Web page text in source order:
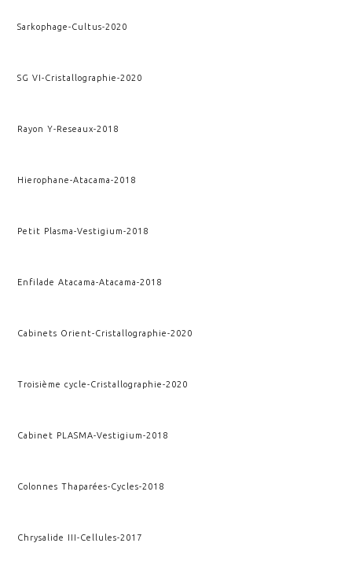
Sarkophage-Cultus-2020
SG VI-Cristallographie-2020
Rayon Y-Reseaux-2018
Hierophane-Atacama-2018
Petit Plasma-Vestigium-2018
Enfilade Atacama-Atacama-2018
Cabinets Orient-Cristallographie-2020
Troisième cycle-Cristallographie-2020
Cabinet PLASMA-Vestigium-2018
Colonnes Thaparées-Cycles-2018
Chrysalide III-Cellules-2017